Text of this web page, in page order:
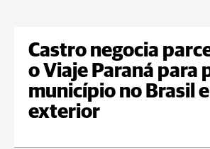
Castro negocia
o Viaje Paraná para
município no Brasil
exterior